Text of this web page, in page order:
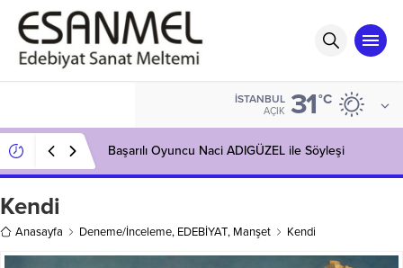
İSTANBUL
AÇIK 31°C
Başarılı Oyuncu Naci ADIGÜZEL ile Söyleşi
Kendi
Anasayfa Deneme/İnceleme, EDEBİYAT, Manşet Kendi